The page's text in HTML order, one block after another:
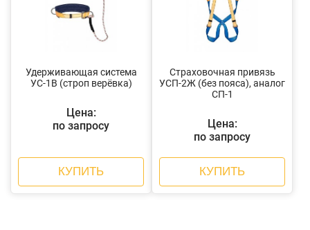
Удерживающая система
УС-1В (строп верёвка)
Цена:
по запросу
КУПИТЬ
Страховочная привязь
УСП-2Ж (без пояса), аналог
СП-1
Цена:
по запросу
КУПИТЬ